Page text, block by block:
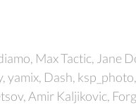
Max Tactic, Jane
yamix, Dash, ksp_photo,
Amir Kaljikovic,